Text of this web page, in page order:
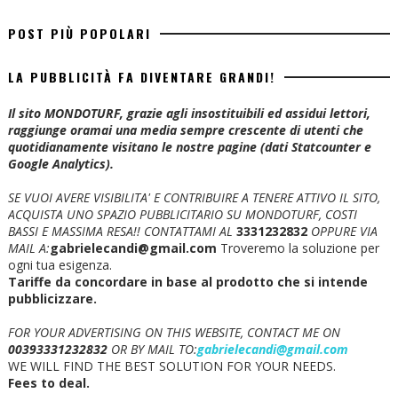
POST PIÙ POPOLARI
LA PUBBLICITÀ FA DIVENTARE GRANDI!
Il sito MONDOTURF, grazie agli insostituibili ed assidui lettori,
raggiunge oramai una media sempre crescente di utenti che
quotidianamente visitano le nostre pagine (dati Statcounter e
Google Analytics).
SE VUOI AVERE VISIBILITA' E CONTRIBUIRE A TENERE ATTIVO IL SITO,
ACQUISTA UNO SPAZIO PUBBLICITARIO SU MONDOTURF, COSTI
BASSI E MASSIMA RESA!! CONTATTAMI AL 3331232832 OPPURE VIA
MAIL A:gabrielecandi@gmail.com Troveremo la soluzione per
ogni tua esigenza.
Tariffe da concordare in base al prodotto che si intende
pubblicizzare.
FOR YOUR ADVERTISING ON THIS WEBSITE, CONTACT ME ON
00393331232832OR BY MAIL TO:gabrielecandi@gmail.com
WE WILL FIND THE BEST SOLUTION FOR YOUR NEEDS.
Fees to deal.